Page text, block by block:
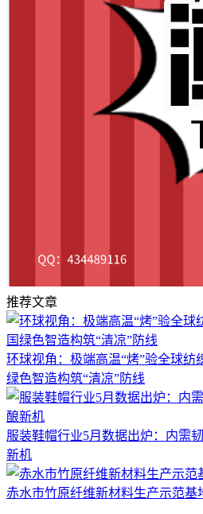
推荐文章
环球视角：极端高温“烤”验全球纺
绿色智造构筑“清凉”防线
服装鞋帽行业5月数据出炉：内需
新机
赤水市竹原纤维新材料生产示范基